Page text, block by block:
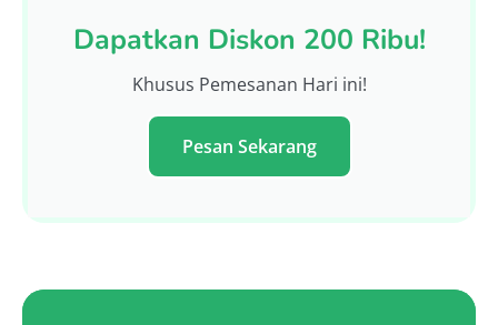
Dapatkan Diskon 200 Ribu!
Khusus Pemesanan Hari ini!
Pesan Sekarang